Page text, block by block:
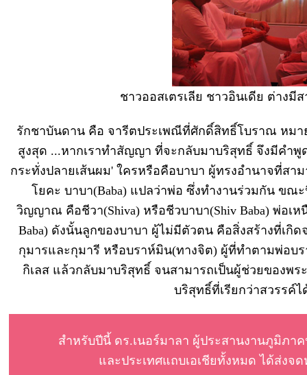
ชาวออสเตรเลีย ชาวอินเดีย ต่างมี
รักชาบันดาน คือ จารีตประเพณีที่ศักดิ์สิทธิ์โบราณ หมา
สูงสุด ...หากเราทำสัญญา ที่จะกลับมาบริสุทธิ์ จึงมีคำ
กระทั่งปลายเส้นผม' ใครหรือคือบาบา ผู้ทรงอำนาจที่ส
โยคะ บาบา(Baba) แปลว่าพ่อ ซึ่งทำงานร่วมกัน ขณะ
วิญญาณ คือชีวา(Shiva) หรือชีวบาบา(Shiv Baba) พ่อเ
Baba) ดังนั้นลูกของบาบา ผู้ไม่มีตัวตน คือสิ่งสร้างที่เกิ
กุมารและกุมารี หรือบราห์มิน(ทางจิต) ผู้ที่ทำตามพ่อบ
กิเลส แล้วกลับมาบริสุทธิ์ จนสามารถเป็นผู้ช่วยของพ
บริสุทธิ์ที่เรียกว่าสวรรค์
สำหรับปีนี้ ดร.เนอร์มาลา ผู้ประสานงานภูมิภา
และประเทศแถบเอเชียทั้งหมด ได้ส่งจ